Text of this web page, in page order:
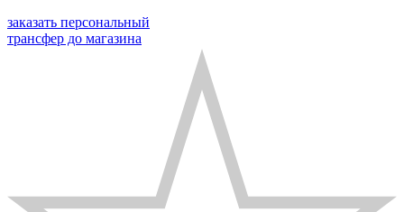
заказать персональный
трансфер до магазина